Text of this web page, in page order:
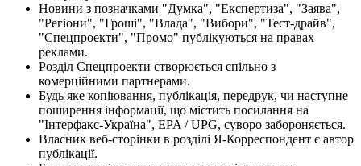
Новини з позначками "Думка", "Експертиза", "Заява",
"Регіони", "Гроші", "Влада", "Вибори", "Тест-драйв",
"Спецпроекти", "Промо" публікуються на правах
реклами.
Розділ Спецпроекти створюється спільно з
комерційними партнерами.
Будь яке копіювання, публікація, передрук, чи наступне
поширення інформації, що містить посилання на
"Інтерфакс-Україна", EPA / UPG, суворо забороняється.
Власник веб-сторінки в розділі Я-Корреспондент є автор
публікації.